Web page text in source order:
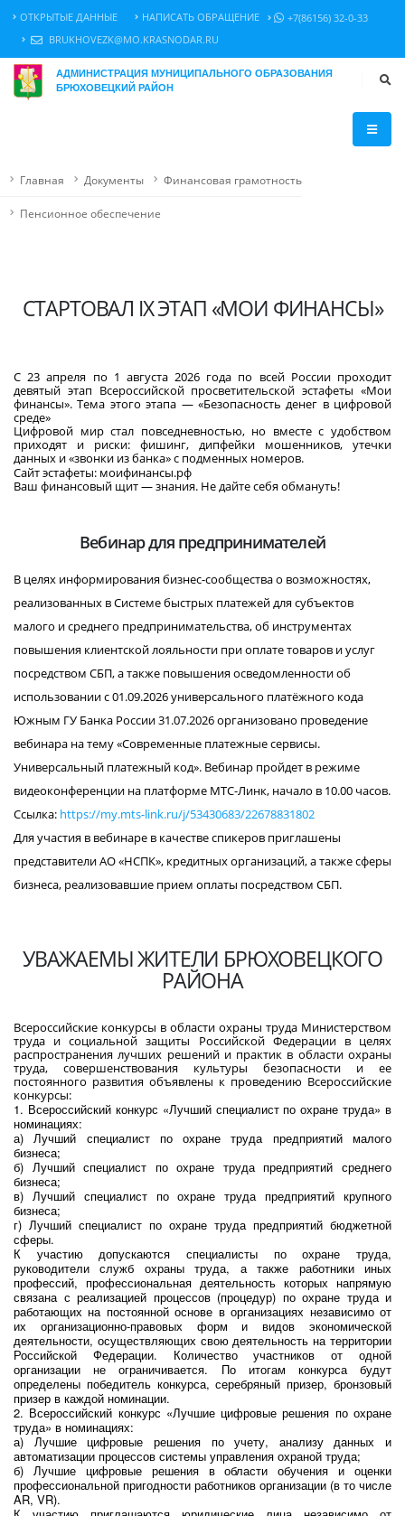
ОТКРЫТЫЕ ДАННЫЕ НАПИСАТЬ ОБРАЩЕНИЕ
+7(86156) 32-0-33
BRUKHOVEZK@MO.KRASNODAR.RU
АДМИНИСТРАЦИЯ МУНИЦИПАЛЬНОГО ОБРАЗОВАНИЯ
БРЮХОВЕЦКИЙ РАЙОН
Главная Документы Финансовая грамотность
Пенсионное обеспечение
СТАРТОВАЛ IX ЭТАП «МОИ ФИНАНСЫ»
С 23 апреля по 1 августа 2026 года по всей России проходит
девятый этап Всероссийской просветительской эстафеты «Мои
финансы». Тема этого этапа — «Безопасность денег в цифровой
среде»
Цифровой мир стал повседневностью, но вместе с удобством
приходят и риски: фишинг, дипфейки мошенников, утечки
данных и «звонки из банка» с подменных номеров.
Сайт эстафеты: моифинансы.рф
Ваш финансовый щит — знания. Не дайте себя обмануть!
Вебинар для предпринимателей
В целях информирования бизнес-сообщества о возможностях,
реализованных в Системе быстрых платежей для субъектов
малого и среднего предпринимательства, об инструментах
повышения клиентской лояльности при оплате товаров и услуг
посредством СБП, а также повышения осведомленности об
использовании с 01.09.2026 универсального платёжного кода
Южным ГУ Банка России 31.07.2026 организовано проведение
вебинара на тему «Современные платежные сервисы.
Универсальный платежный код». Вебинар пройдет в режиме
видеоконференции на платформе МТС-Линк, начало в 10.00 часов.
Ссылка: https://my.mts-link.ru/j/53430683/22678831802
Для участия в вебинаре в качестве спикеров приглашены
представители АО «НСПК», кредитных организаций, а также сферы
бизнеса, реализовавшие прием оплаты посредством СБП.
УВАЖАЕМЫ ЖИТЕЛИ БРЮХОВЕЦКОГО
РАЙОНА
Всероссийские конкурсы в области охраны труда Министерством
труда и социальной защиты Российской Федерации в целях
распространения лучших решений и практик в области охраны
труда, совершенствования культуры безопасности и ее
постоянного развития объявлены к проведению Всероссийские
конкурсы:
1. Всероссийский конкурс «Лучший специалист по охране труда» в
номинациях:
а) Лучший специалист по охране труда предприятий малого
бизнеса;
б) Лучший специалист по охране труда предприятий среднего
бизнеса;
в) Лучший специалист по охране труда предприятий крупного
бизнеса;
г) Лучший специалист по охране труда предприятий бюджетной
сферы.
К участию допускаются специалисты по охране труда,
руководители служб охраны труда, а также работники иных
профессий, профессиональная деятельность которых напрямую
связана с реализацией процессов (процедур) по охране труда и
работающих на постоянной основе в организациях независимо от
их организационно-правовых форм и видов экономической
деятельности, осуществляющих свою деятельность на территории
Российской Федерации. Количество участников от одной
организации не ограничивается. По итогам конкурса будут
определены победитель конкурса, серебряный призер, бронзовый
призер в каждой номинации.
2. Всероссийский конкурс «Лучшие цифровые решения по охране
труда» в номинациях:
а) Лучшие цифровые решения по учету, анализу данных и
автоматизации процессов системы управления охраной труда;
б) Лучшие цифровые решения в области обучения и оценки
профессиональной пригодности работников организации (в то числе
AR, VR).